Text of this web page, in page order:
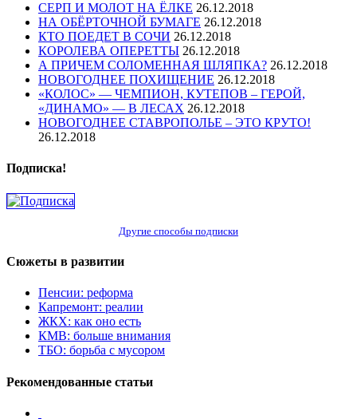
СЕРП И МОЛОТ НА ЁЛКЕ 26.12.2018
НА ОБЁРТОЧНОЙ БУМАГЕ 26.12.2018
КТО ПОЕДЕТ В СОЧИ 26.12.2018
КОРОЛЕВА ОПЕРЕТТЫ 26.12.2018
А ПРИЧЕМ СОЛОМЕННАЯ ШЛЯПКА? 26.12.2018
НОВОГОДНЕЕ ПОХИЩЕНИЕ 26.12.2018
«КОЛОС» — ЧЕМПИОН, КУТЕПОВ – ГЕРОЙ,
«ДИНАМО» — В ЛЕСАХ 26.12.2018
НОВОГОДНЕЕ СТАВРОПОЛЬЕ – ЭТО КРУТО!
26.12.2018
Подписка!
Другие способы подписки
Сюжеты в развитии
Пенсии: реформа
Капремонт: реалии
ЖКХ: как оно есть
КМВ: больше внимания
ТБО: борьба с мусором
Рекомендованные статьи